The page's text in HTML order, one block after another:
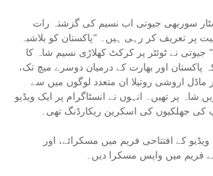
سوربھی جیوتی اب نسیم کی گزشتہ رات
پر تعریف کر رہی ہیں۔ "پاکستان کو بلاشبہ
نے ٹوئٹر پر کرکٹ کھلاڑی نسیم شاہ کا
کہ پاکستان اور بھارت کے درمیان دوسرے میچ تک،
ماڈل اروشی روتیلا ان متعدد لوگوں میں سے
شاہ پر تھیں۔ انہوں نے انسٹاگرام پر ایک ویڈیو
کی جھلکیوں کی اسکرین ریکارڈنگ تھی۔
ویڈیو کے افتتاحی فریم میں مسکرائے، اور
فریم میں واپس مسکرا دیں۔